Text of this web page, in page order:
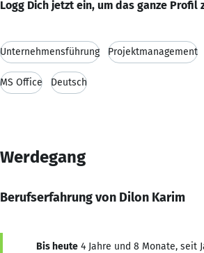
Logg Dich jetzt ein, um das ganze Profil
Unternehmensführung Projektmanagement
MS Office Deutsch
Werdegang
Berufserfahrung von Dilon Karim
Bis heute 4 Jahre und 8 Monate, seit